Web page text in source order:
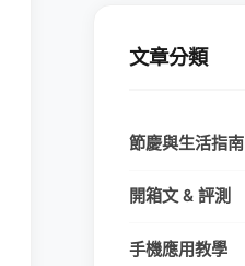
文章分類
節慶與生活指南
開箱文 & 評測
手機應用教學